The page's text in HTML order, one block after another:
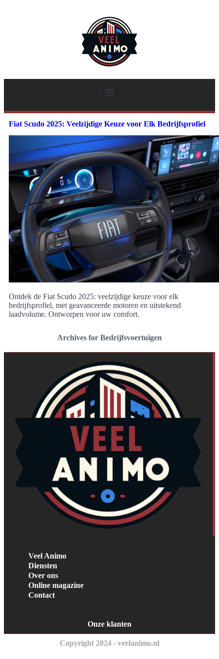
Fiat Scudo 2025: Veelzijdige Keuze voor Elk Bedrijfsprofiel
Ontdek de Fiat Scudo 2025: veelzijdige keuze voor elk
bedrijfsprofiel, met geavanceerde motoren en uitstekend
laadvolume. Ontworpen voor uw comfort.
Archives for Bedrijfsvoertuigen
Veel Animo
Diensten
Over ons
Online magazine
Contact
Onze klanten
Copyright 2024 - veelanimo.nl